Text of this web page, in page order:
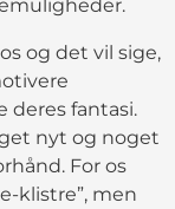
og det vil sige,
deres fantasi.
nyt og noget
For os
klistre”, men